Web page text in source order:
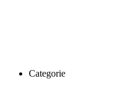
Categorie